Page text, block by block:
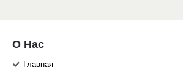
О Нас
Главная